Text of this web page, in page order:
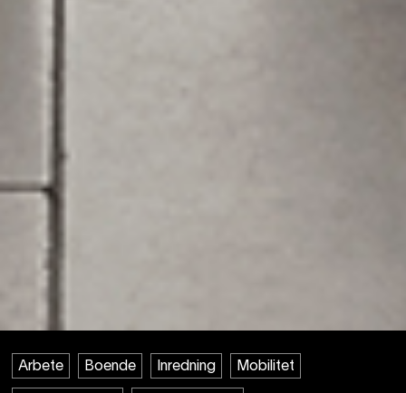
Arbete Boende Inredning Mobilitet